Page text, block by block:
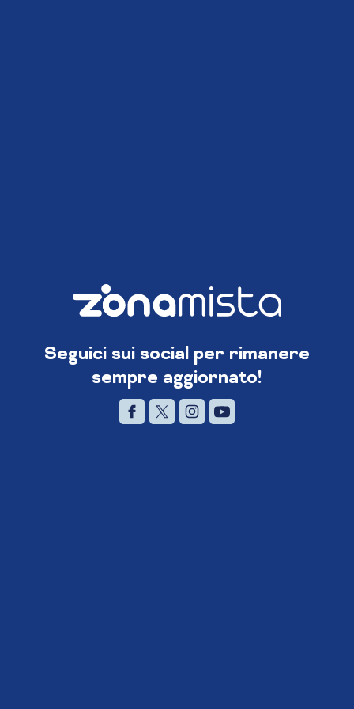
Seguici sui social per rimanere
sempre aggiornato!